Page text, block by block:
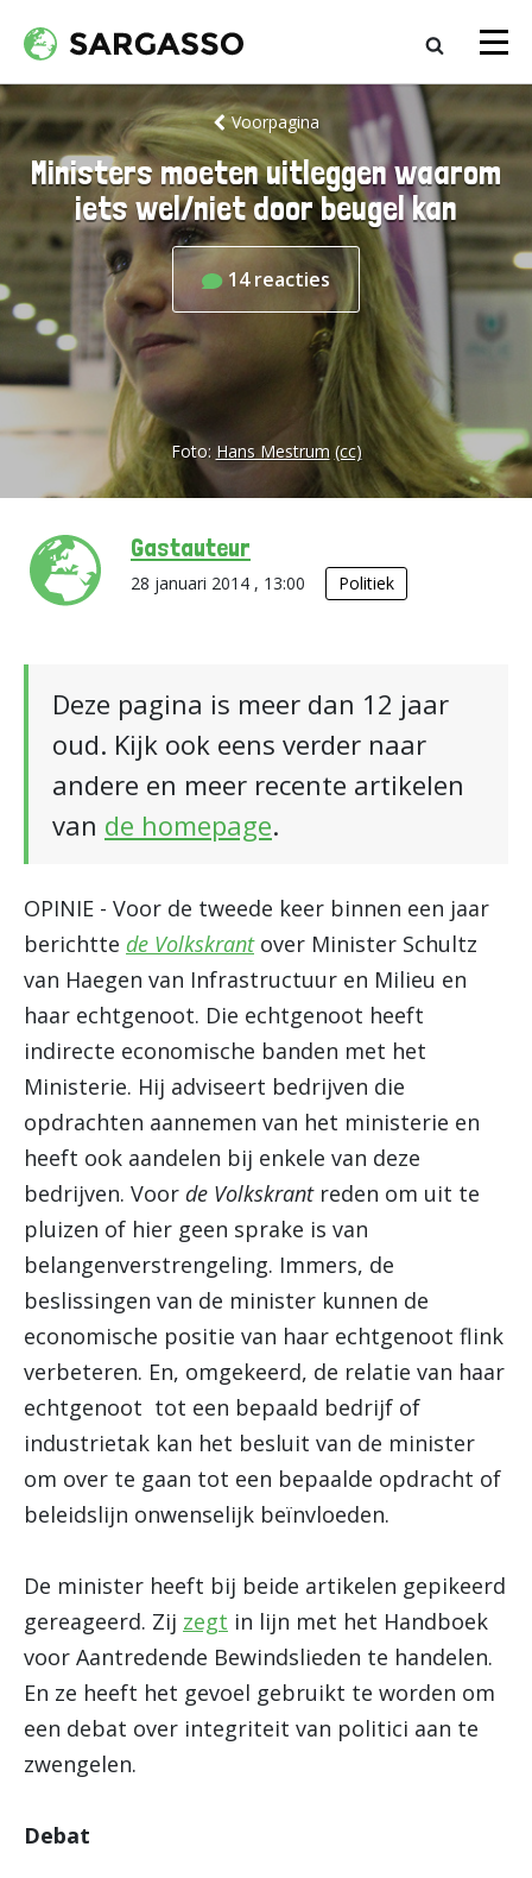
Voorpagina
Ministers moeten uitleggen waarom
iets wel/niet door beugel kan
14 reacties
Foto: Hans Mestrum (cc)
Gastauteur
28 januari 2014 , 13:00 Politiek
Deze pagina is meer dan 12 jaar
oud. Kijk ook eens verder naar
andere en meer recente artikelen
van de homepage.
OPINIE - Voor de tweede keer binnen een jaar
berichtte de Volkskrantover Minister Schultz
van Haegen van Infrastructuur en Milieu en
haar echtgenoot. Die echtgenoot heeft
indirecte economische banden met het
Ministerie. Hij adviseert bedrijven die
opdrachten aannemen van het ministerie en
heeft ook aandelen bij enkele van deze
bedrijven. Voor de Volkskrantreden om uit te
pluizen of hier geen sprake is van
belangenverstrengeling. Immers, de
beslissingen van de minister kunnen de
economische positie van haar echtgenoot flink
verbeteren. En, omgekeerd, de relatie van haar
echtgenoot tot een bepaald bedrijf of
industrietak kan het besluit van de minister
om over te gaan tot een bepaalde opdracht of
beleidslijn onwenselijk beïnvloeden.
De minister heeft bij beide artikelen gepikeerd
gereageerd. Zij zegt in lijn met het Handboek
voor Aantredende Bewindslieden te handelen.
En ze heeft het gevoel gebruikt te worden om
een debat over integriteit van politici aan te
zwengelen.
Debat